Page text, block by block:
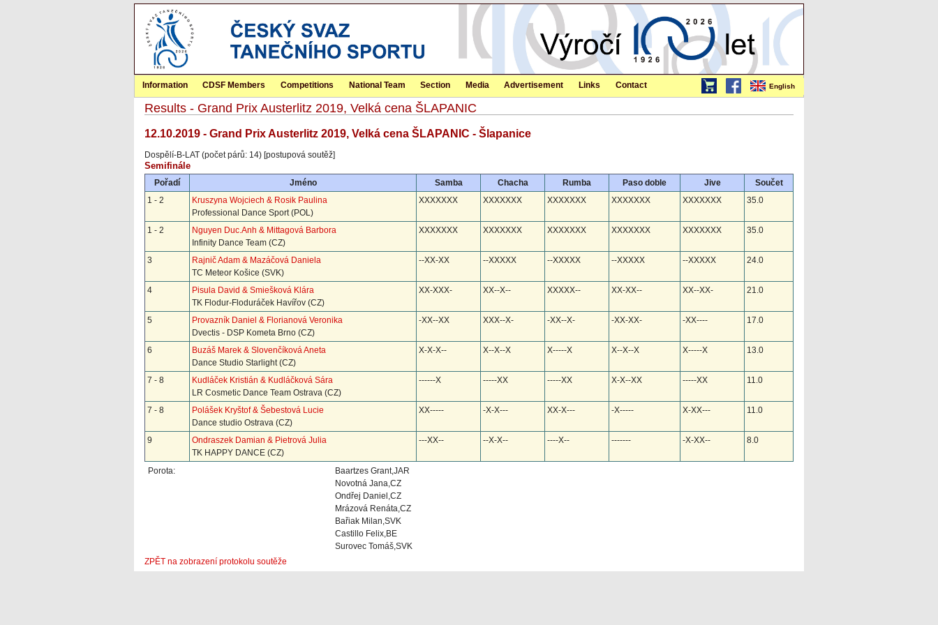
English
Information CDSF Members Competitions National Team Section Media Advertisement Links Contact
Results - Grand Prix Austerlitz 2019, Velká cena ŠLAPANIC
12.10.2019 - Grand Prix Austerlitz 2019, Velká cena ŠLAPANIC - Šlapanice
Dospělí-B-LAT (počet párů: 14) [postupová soutěž]
Semifinále
Pořadí Jméno Samba Chacha Rumba Paso doble Jive
Součet
1 - 2
Kruszyna Wojciech & Rosik Paulina
Professional Dance Sport (POL)
XXXXXXX XXXXXXX XXXXXXX XXXXXXX XXXXXXX 35.0
1 - 2
Nguyen Duc.Anh & Mittagová Barbora
Infinity Dance Team (CZ)
XXXXXXX XXXXXXX XXXXXXX XXXXXXX XXXXXXX 35.0
3
Rajnič Adam & Mazáčová Daniela
TC Meteor Košice (SVK)
--XX-XX --XXXXX --XXXXX --XXXXX --XXXXX 24.0
4
Pisula David & Smiešková Klára
TK Flodur-Floduráček Havířov (CZ)
XX-XXX- XX--X-- XXXXX-- XX-XX-- XX--XX- 21.0
5
Provazník Daniel & Florianová Veronika
Dvectis - DSP Kometa Brno (CZ)
-XX--XX XXX--X- -XX--X- -XX-XX- -XX---- 17.0
6
Buzáš Marek & Slovenčíková Aneta
Dance Studio Starlight (CZ)
X-X-X-- X--X--X X-----X X--X--X X-----X 13.0
7 - 8
Kudláček Kristián & Kudláčková Sára
LR Cosmetic Dance Team Ostrava (CZ)
------X -----XX -----XX X-X--XX -----XX 11.0
7 - 8
Polášek Kryštof & Šebestová Lucie
Dance studio Ostrava (CZ)
XX----- -X-X--- XX-X--- -X----- X-XX--- 11.0
9
Ondraszek Damian & Pietrová Julia
TK HAPPY DANCE (CZ)
---XX-- --X-X-- ----X-- ------- -X-XX-- 8.0
Porota:
Baartzes Grant,JAR
Novotná Jana,CZ
Ondřej Daniel,CZ
Mrázová Renáta,CZ
Bařiak Milan,SVK
Castillo Felix,BE
Surovec Tomáš,SVK
ZPĚT na zobrazení protokolu soutěže